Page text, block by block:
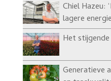
Chiel Hazeu:
lagere
Het
Generatieve